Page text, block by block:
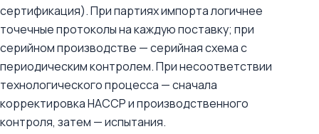
сертификация). При партиях импорта логичнее
точечные протоколы на каждую поставку; при
серийном производстве — серийная схема с
периодическим контролем. При несоответствии
технологического процесса — сначала
корректировка НАССР и производственного
контроля, затем — испытания.